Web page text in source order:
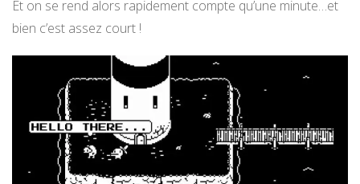
Et on se rend alors rapidement compte qu’une minute…et
bien c’est assez court !